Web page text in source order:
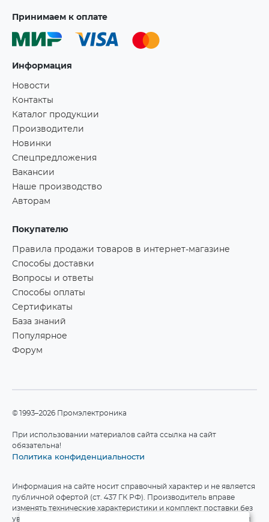
Принимаем к оплате
Информация
Новости
Контакты
Каталог продукции
Производители
Новинки
Спецпредложения
Вакансии
Наше производство
Авторам
Покупателю
Правила продажи товаров в интернет-магазине
Способы доставки
Вопросы и ответы
Способы оплаты
Сертификаты
База знаний
Популярное
Форум
©1993–2026 Промэлектроника
При использовании материалов сайта ссылка на сайт
обязательна!
Политика конфиденциальности
Информация на сайте носит справочный характер и не является
публичной офертой (ст. 437 ГК РФ). Производитель вправе
изменять технические характеристики и комплект поставки без
уведомления. Актуальные данные приведены на официальном